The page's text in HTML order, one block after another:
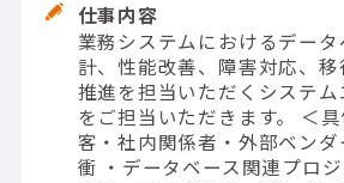
仕事内容
業務システムにおけるデー
計、性能改善、障害対応、
推進を担当いただくシステ
をご担当いただきます。 ＜
客・社内関係者・外部ベン
衝 ・データベース関連プロ